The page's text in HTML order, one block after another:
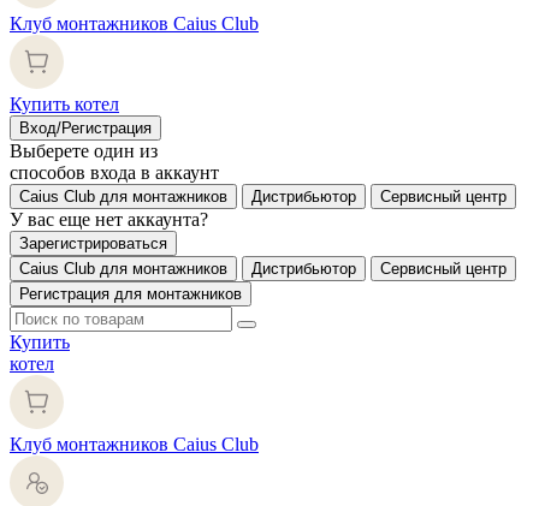
Клуб монтажников Caius Club
Купить котел
Вход/Регистрация
Выберете один из
способов входа в аккаунт
Caius Club для монтажников Дистрибьютор Сервисный центр
У вас еще нет аккаунта?
Зарегистрироваться
Caius Club для монтажников
Дистрибьютор
Сервисный центр
Регистрация для монтажников
Купить
котел
Клуб монтажников Caius Club